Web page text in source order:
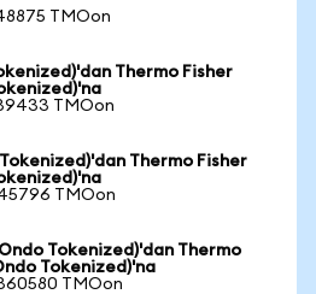
TMOon
Thermo Fisher
TMOon
Thermo Fisher
TMOon
Tokenized)'dan Thermo
Tokenized)'na
TMOon